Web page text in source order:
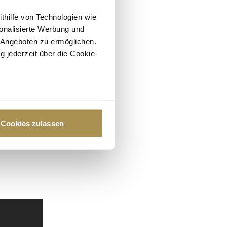
von Technologien wie
Werbung und
zu ermöglichen.
jederzeit über die Cookie-
Präferenzen im
Cookies zulassen